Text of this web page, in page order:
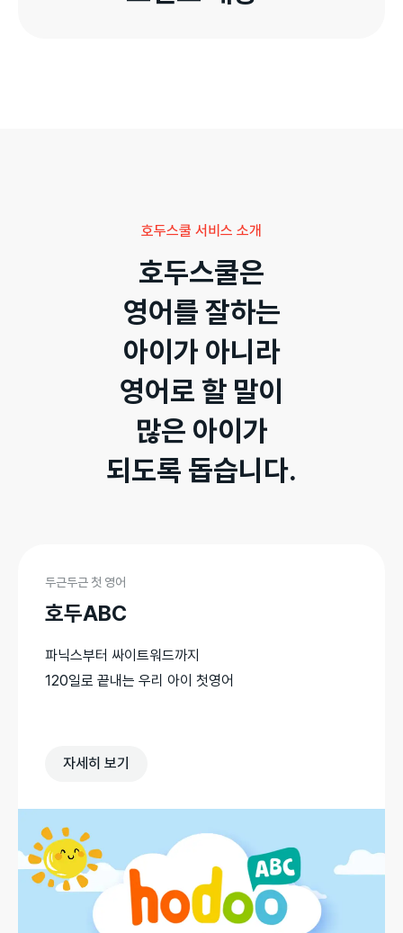
호두스쿨 서비스 소개
호두스쿨은
영어를 잘하는
아이가 아니라
영어로 할 말이
많은 아이가
되도록 돕습니다.
두근두근 첫 영어
호두ABC
파닉스부터 싸이트워드까지
120일로 끝내는 우리 아이 첫영어
자세히 보기